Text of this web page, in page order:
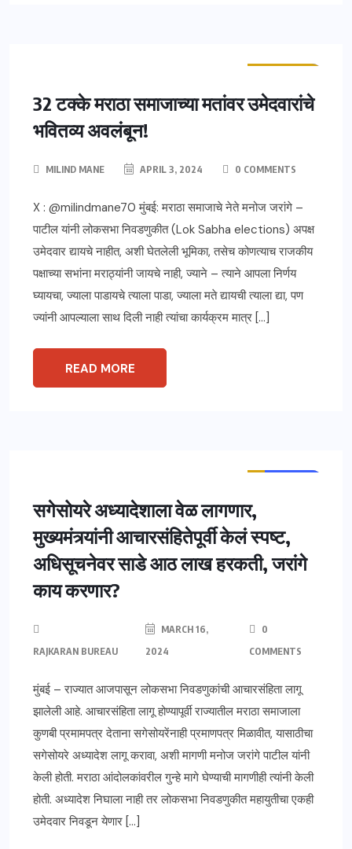
32 टक्के मराठा समाजाच्या मतांवर उमेदवारांचे
भवितव्य अवलंबून!
MILIND MANE APRIL 3, 2024 0 COMMENTS
X : @milindmane70 मुंबई: मराठा समाजाचे नेते मनोज जरांगे –
पाटील यांनी लोकसभा निवडणुकीत (Lok Sabha elections) अपक्ष
उमेदवार द्यायचे नाहीत, अशी घेतलेली भूमिका, तसेच कोणत्याच राजकीय
पक्षाच्या सभांना मराठ्यांनी जायचे नाही, ज्याने – त्याने आपला निर्णय
घ्यायचा, ज्याला पाडायचे त्याला पाडा, ज्याला मते द्यायची त्याला द्या, पण
ज्यांनी आपल्याला साथ दिली नाही त्यांचा कार्यक्रम मात्र […]
READ MORE
सगेसोयरे अध्यादेशाला वेळ लागणार,
मुख्यमंत्र्यांनी आचारसंहितेपूर्वी केलं स्पष्ट,
अधिसूचनेवर साडे आठ लाख हरकती, जरांगे
काय करणार?
RAJKARAN BUREAU
MARCH 16,
2024
0
COMMENTS
मुंबई – राज्यात आजपासून लोकसभा निवडणुकांची आचारसंहिता लागू
झालेली आहे. आचारसंहिता लागू होण्यापूर्वी राज्यातील मराठा समाजाला
कुणबी प्रमामपत्र देताना सगेसोयरेंनाही प्रमाणपत्र मिळावीत, यासाठीचा
सगेसोयरे अध्यादेश लागू करावा, अशी मागणी मनोज जरांगे पाटील यांनी
केली होती. मराठा आंदोलकांवरील गुन्हे मागे घेण्याची मागणीही त्यांनी केली
होती. अध्यादेश निघाला नाही तर लोकसभा निवडणुकीत महायुतीचा एकही
उमेदवार निवडून येणार […]